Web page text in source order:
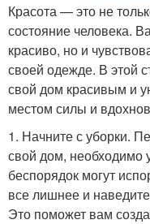
Красота — это не
состояние человека.
красиво, но и
своей одежде. В этой
свой дом красивым и
местом силы и
1. Начните с уборки.
свой дом, необходимо
беспорядок могут
все лишнее и
Это поможет вам